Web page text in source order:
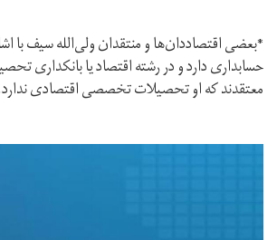
*بعضی اقتصاددان‌ها و منتقدان ولی‌الله سیف با
حسابداری دارد و در رشته‌ اقتصاد یا بانکداری
معتقدند که او تحصیلات تخصصی اقتصادی